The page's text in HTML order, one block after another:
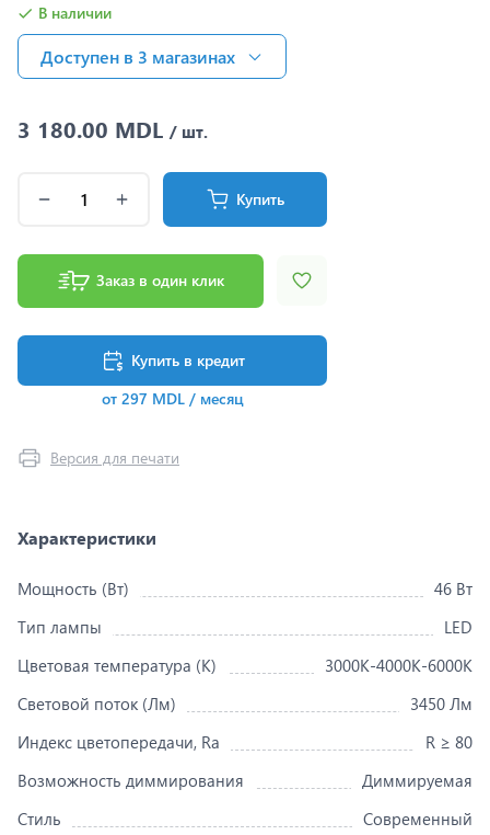
В наличии
Доступен в 3 магазинах
3 180.00 MDL / шт.
Купить
Заказ в один клик
Купить в кредит
от 297 MDL / месяц
Версия для печати
Характеристики
Мощность (Вт)
46 Вт
Тип лампы
LED
Цветовая температура (K)
3000K-4000K-6000K
Световой поток (Лм)
3450 Лм
Индекс цветопередачи, Ra
R ≥ 80
Возможность диммирования
Диммируемая
Стиль
Современный